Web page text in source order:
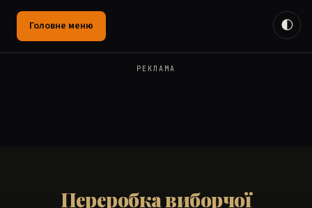
Головне меню
РЕКЛАМА
🌓
Переробка виборчої